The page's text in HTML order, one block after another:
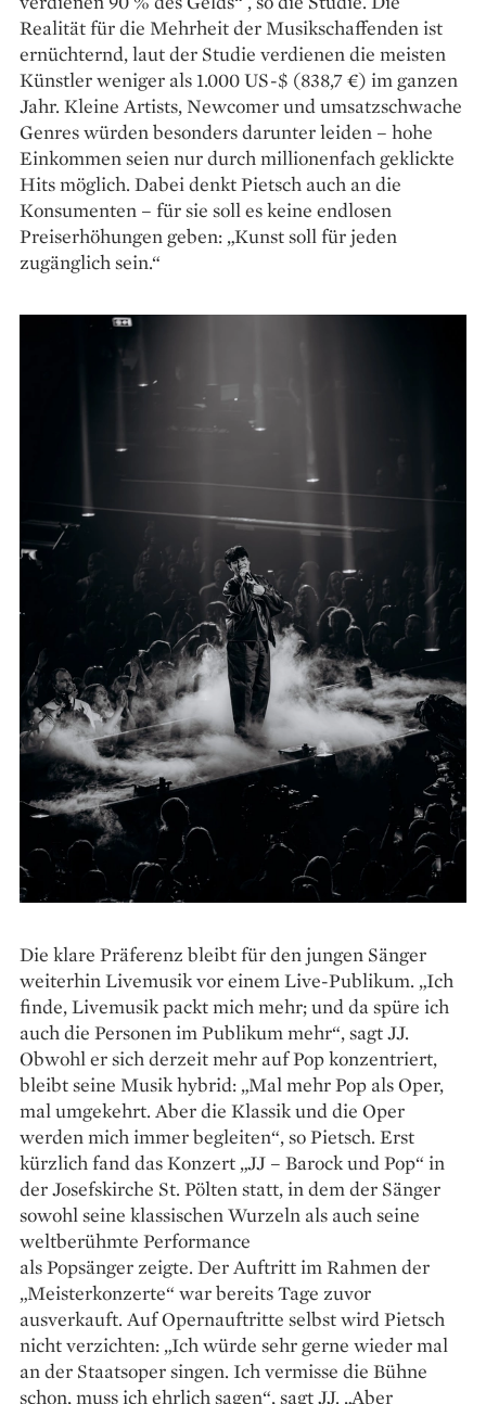
Realität für die Mehrheit der Musikschaffenden ist
ernüchternd, laut der Studie verdienen die meisten
Künstler weniger als 1.000 US-$ (838,7 €) im ganzen
Jahr. Kleine Artists, Newcomer und umsatzschwache
Genres würden besonders darunter leiden – hohe
Einkommen seien nur durch millionenfach geklickte
Hits möglich. Dabei denkt Pietsch auch an die
Konsumenten – für sie soll es keine endlosen
Preiserhöhungen geben: „Kunst soll für jeden
zugänglich sein.“
Die klare Präferenz bleibt für den jungen Sänger
weiterhin Livemusik vor einem Live-Publikum. „Ich
finde, Livemusik packt mich mehr; und da spüre ich
auch die Personen im Publikum mehr“, sagt JJ.
Obwohl er sich derzeit mehr auf Pop konzentriert,
bleibt seine Musik hybrid: „Mal mehr Pop als Oper,
mal umgekehrt. Aber die Klassik und die Oper
werden mich immer begleiten“, so Pietsch. Erst
kürzlich fand das Konzert „JJ – Barock und Pop“ in
der Josefskirche St. Pölten statt, in dem der Sänger
sowohl seine klassischen ­Wurzeln als auch seine
weltberühmte Performance
als Popsänger zeigte. Der Auftritt im Rahmen der
„Meisterkonzerte“ war bereits Tage zuvor
ausverkauft. Auf Opernauftritte selbst wird Pietsch
nicht verzichten: „Ich würde sehr gerne wieder mal
an der Staatsoper singen. Ich vermisse die Bühne
schon, muss ich ehrlich sagen“, sagt JJ. „Aber